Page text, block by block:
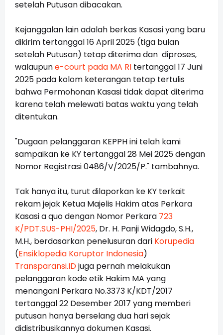
setelah Putusan dibacakan.
Kejanggalan lain adalah berkas Kasasi yang baru
dikirim tertanggal 16 April 2025 (tiga bulan
setelah Putusan) tetap diterima dan diproses,
walaupune-court pada MA RI tertanggal 17 Juni
2025 pada kolom keterangan tetap tertulis
bahwa Permohonan Kasasi tidak dapat diterima
karena telah melewati batas waktu yang telah
ditentukan.
"Dugaan pelanggaran KEPPH ini telah kami
sampaikan ke KY tertanggal 28 Mei 2025 dengan
Nomor Registrasi 0486/V/2025/P." tambahnya.
Tak hanya itu, turut dilaporkan ke KY terkait
rekam jejak Ketua Majelis Hakim atas Perkara
Kasasi a quo dengan Nomor Perkara 723
K/PDT.SUS-PHI/2025, Dr. H. Panji Widagdo, S.H.,
M.H., berdasarkan penelusuran dari Korupedia
(Ensiklopedia Koruptor Indonesia)
Transparansi.IDjuga pernah melakukan
pelanggaran kode etik Hakim MA yang
menangani Perkara No.3373 K/KDT/2017
tertanggal 22 Desember 2017 yang memberi
putusan hanya berselang dua hari sejak
didistribusikannya dokumen Kasasi.